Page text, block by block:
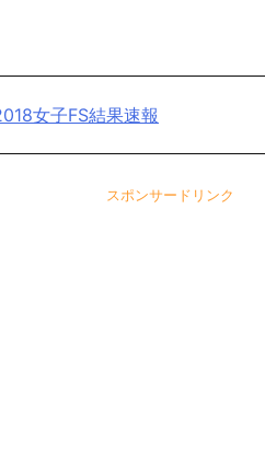
女子FS結果速報
スポンサードリンク